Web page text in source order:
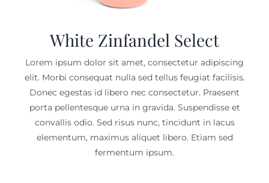
White Zinfandel Select
Lorem ipsum dolor sit amet, consectetur adipiscing
elit. Morbi consequat nulla sed tellus feugiat facilisis.
Donec egestas id libero nec consectetur. Praesent
porta pellentesque urna in gravida. Suspendisse et
convallis odio. Sed risus nunc, tincidunt in lacus
elementum, maximus aliquet libero. Etiam sed
fermentum ipsum.